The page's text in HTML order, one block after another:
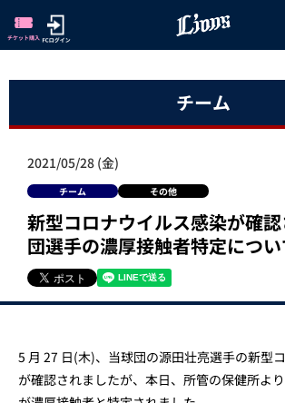
チーム
2021/05/28 (金)
チーム その他
新型コロナウイルス感染が確
団選手の濃厚接触者特定につい
5 月 27 日(木)、当球団の源田壮亮選手の新型
が確認されましたが、本日、所管の保健所よ